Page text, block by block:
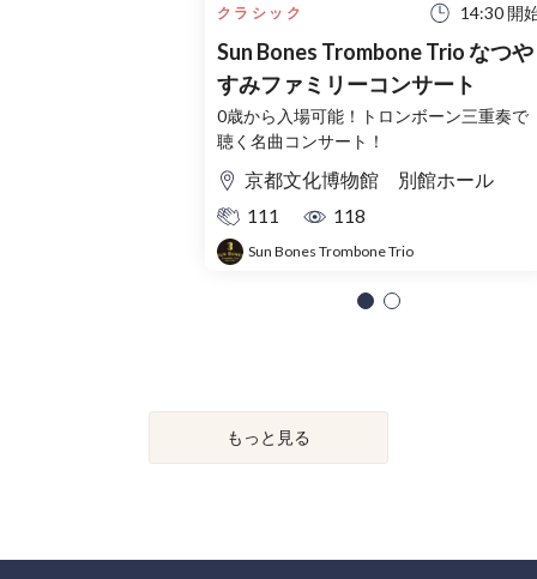
クラシック 14:30 開
Sun Bones Trombone Trio なつや
すみファミリーコンサート
0歳から入場可能！トロンボーン三重奏で
聴く名曲コンサート！
京都文化博物館 別館ホール
111
118
Sun Bones Trombone Trio
もっと見る